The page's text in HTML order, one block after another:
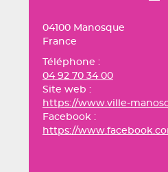
04100 Manosque
France
Téléphone :
04 92 70 34 00
Site web :
https://www.ville-
Facebook :
https://